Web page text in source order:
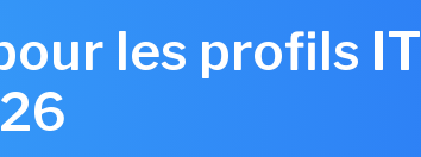
les profils IT